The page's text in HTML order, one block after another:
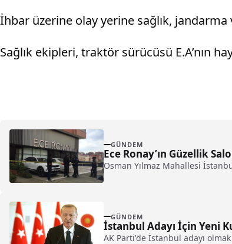
İhbar üzerine olay yerine sağlık,
Sağlık ekipleri, traktör sürücüsü E.A’nın
GÜNDEM
Ece Ronay’ın Güzellik
Osman Yılmaz Mahallesi
GÜNDEM
İstanbul Adayı İçin Yeni
AK Parti'de İstanbul adayı